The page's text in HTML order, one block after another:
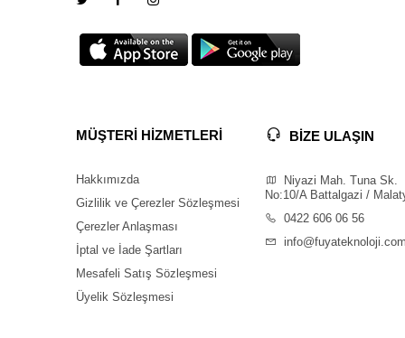
MÜŞTERİ HİZMETLERİ
Hakkımızda
Gizlilik ve Çerezler Sözleşmesi
Çerezler Anlaşması
İptal ve İade Şartları
Mesafeli Satış Sözleşmesi
Üyelik Sözleşmesi
BİZE ULAŞIN
Niyazi Mah. Tuna Sk.
No:10/A Battalgazi /
0422 606 06 56